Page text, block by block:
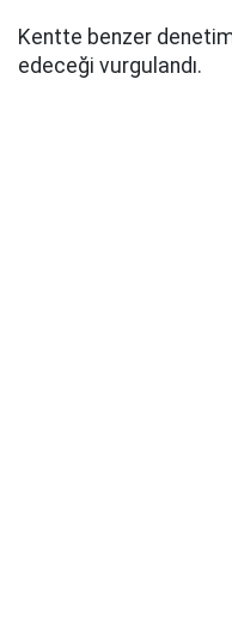
Kentte benzer
edeceği vurgulandı.